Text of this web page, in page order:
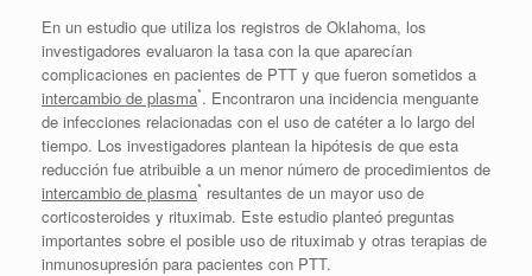
En un estudio que utiliza los registros de Oklahoma, los
investigadores evaluaron la tasa con la que aparecían
complicaciones en pacientes de PTT y que fueron sometidos a
intercambio de plasma*. Encontraron una incidencia menguante
de infecciones relacionadas con el uso de catéter a lo largo del
tiempo. Los investigadores plantean la hipótesis de que esta
reducción fue atribuible a un menor número de procedimientos de
intercambio de plasma* resultantes de un mayor uso de
corticosteroides y rituximab. Este estudio planteó preguntas
importantes sobre el posible uso de rituximab y otras terapias de
inmunosupresión para pacientes con PTT.